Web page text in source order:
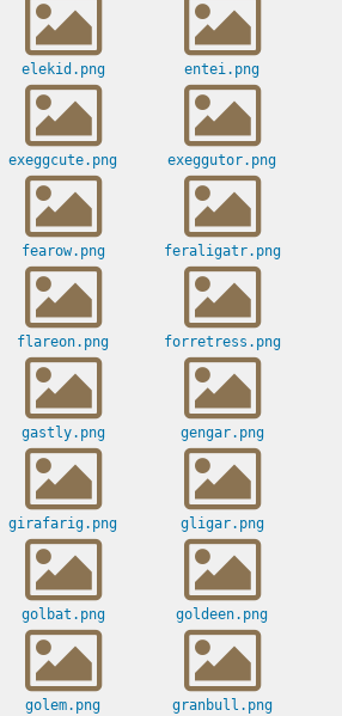
elekid.png entei.png
exeggcute.png exeggutor.png
fearow.png feraligatr.png
flareon.png forretress.png
gastly.png gengar.png
girafarig.png gligar.png
golbat.png goldeen.png
golem.png granbull.png